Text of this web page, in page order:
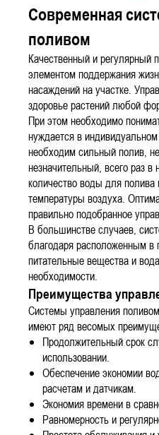
Современная
поливом
Качественный и регулярный
элементом поддержания
насаждений на участке.
здоровье растений любой
При этом необходимо
нуждается в
необходим сильный полив,
незначительный, всего раз
количество воды для полива
температуры воздуха.
правильно подобранное
В большинстве случаев,
благодаря расположенным в
питательные вещества и
необходимости.
Преимущества
Системы управления
имеют ряд весомых
Продолжительный срок
использовании.
Обеспечение экономии
расчетам и датчикам.
Экономия времени в
Равномерность и